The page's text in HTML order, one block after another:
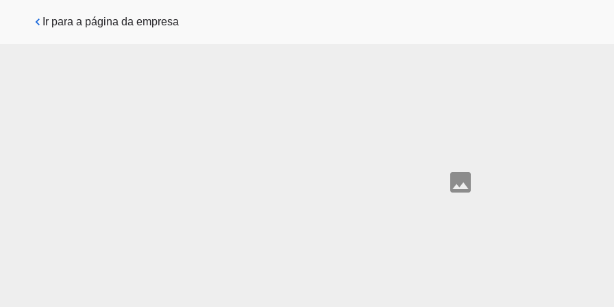
Pular para o conteúdo principal
Ir para a página da empresa